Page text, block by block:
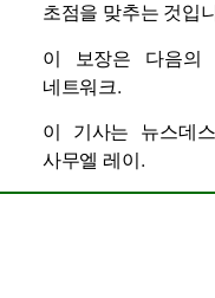
초점을 맞추는 것입
이 보장은 다음의
네트워크.
이 기사는 뉴스데
사무엘 레이.